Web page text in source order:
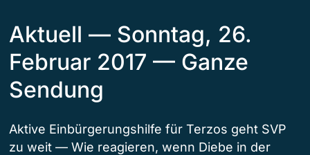
Aktuell — Sonntag, 26.
Februar 2017 — Ganze
Sendung
Aktive Einbürgerungshilfe für Terzos geht SVP
zu weit — Wie reagieren, wenn Diebe in der